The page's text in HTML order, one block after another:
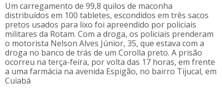
Um carregamento de 99,8 quilos de maconha
distribuídos em 100 tabletes, escondidos em três sacos
pretos usados para lixo foi apreendido por policiais
militares da Rotam. Com a droga, os policiais prenderam
o motorista Nelson Alves Júnior, 35, que estava com a
droga no banco de trás de um Corolla preto. A prisão
ocorreu na terça-feira, por volta das 17 horas, em frente
a uma farmácia na avenida Espigão, no bairro Tijucal, em
Cuiabá